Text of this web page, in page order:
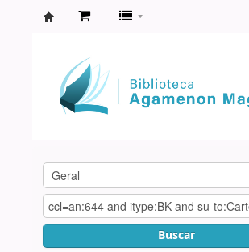
Agamenon
Magalhães
Buscar